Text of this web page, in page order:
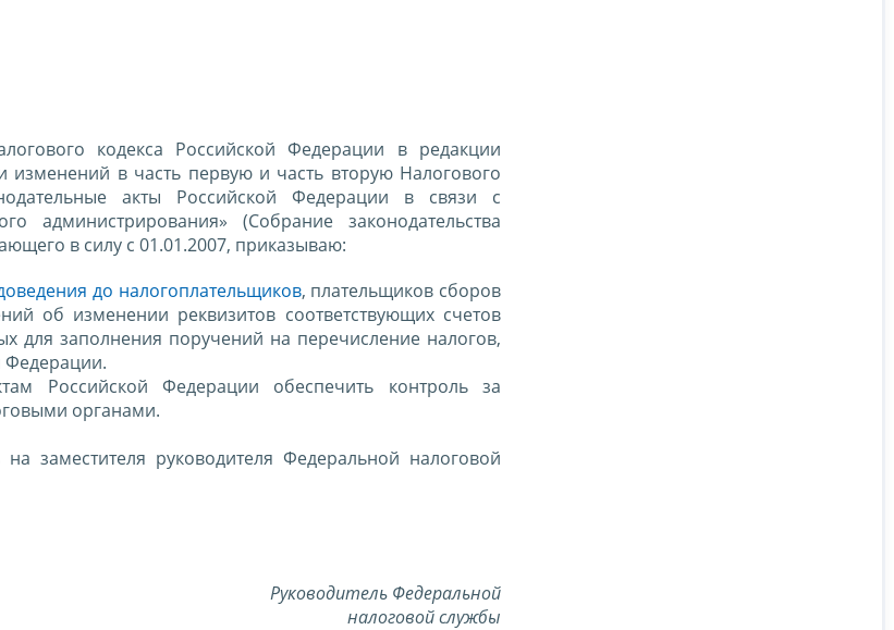
кодекса Российской Федерации в редакции
в часть первую и часть вторую Налогового
акты Российской Федерации в связи с
администрирования» (Собрание законодательства
в силу с 01.01.2007, приказываю:
до налогоплательщиков, плательщиков сборов
об изменении реквизитов соответствующих счетов
для заполнения поручений на перечисление налогов,
Федерации.
Российской Федерации обеспечить контроль за
органами.
заместителя руководителя Федеральной налоговой
Руководитель Федеральной
налоговой службы